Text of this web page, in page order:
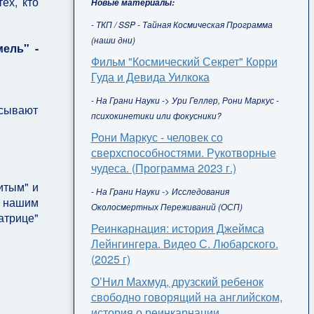
-
и
нашим
- ТКП / SSP - Тайная Космическая Программа
(наши дни)
Фильм "Космический Секрет" Корри
Гуда и Девида Уилкока
- На Грани Науки -> Ури Геллер, Рони Маркус -
психокинетики или фокусники?
Рони Маркус - человек со
сверхспособностями. Рукотворные
чудеса. (Программа 2023 г.)
- На Грани Науки -> Исследования
Околосмертных Переживаний (ОСП)
Реинкарнация: история Джеймса
Лейнгингера. Видео С. Любарского.
(2025 г)
О’Нил Махмуд, друзский ребенок
свободно говорящий на английском,